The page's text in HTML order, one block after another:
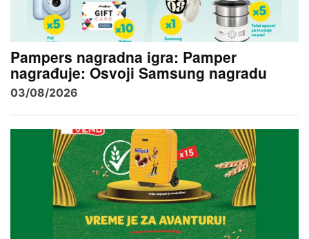
Pampers nagradna igra: Pamper
nagrađuje: Osvoji Samsung nagradu
03/08/2026